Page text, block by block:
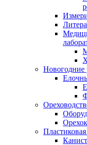
Новогодние
Пластиковая